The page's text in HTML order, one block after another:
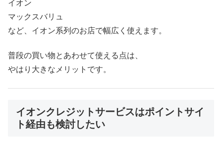
イオン
マックスバリュ
など、イオン系列のお店で幅広く使えます。
普段の買い物とあわせて使える点は、
やはり大きなメリットです。
イオンクレジットサービスはポイントサイ
ト経由も検討したい